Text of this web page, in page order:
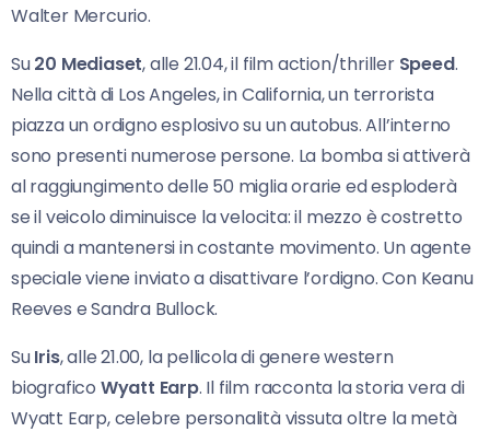
Walter Mercurio.
Su20 Mediaset, alle 21.04, il film action/thriller Speed.
Nella città di Los Angeles, in California, un terrorista
piazza un ordigno esplosivo su un autobus. All’interno
sono presenti numerose persone. La bomba si attiverà
al raggiungimento delle 50 miglia orarie ed esploderà
se il veicolo diminuisce la velocita: il mezzo è costretto
quindi a mantenersi in costante movimento. Un agente
speciale viene inviato a disattivare l’ordigno. Con Keanu
Reeves e Sandra Bullock.
SuIris, alle 21.00, la pellicola di genere western
biografico Wyatt Earp. Il film racconta la storia vera di
Wyatt Earp, celebre personalità vissuta oltre la metà